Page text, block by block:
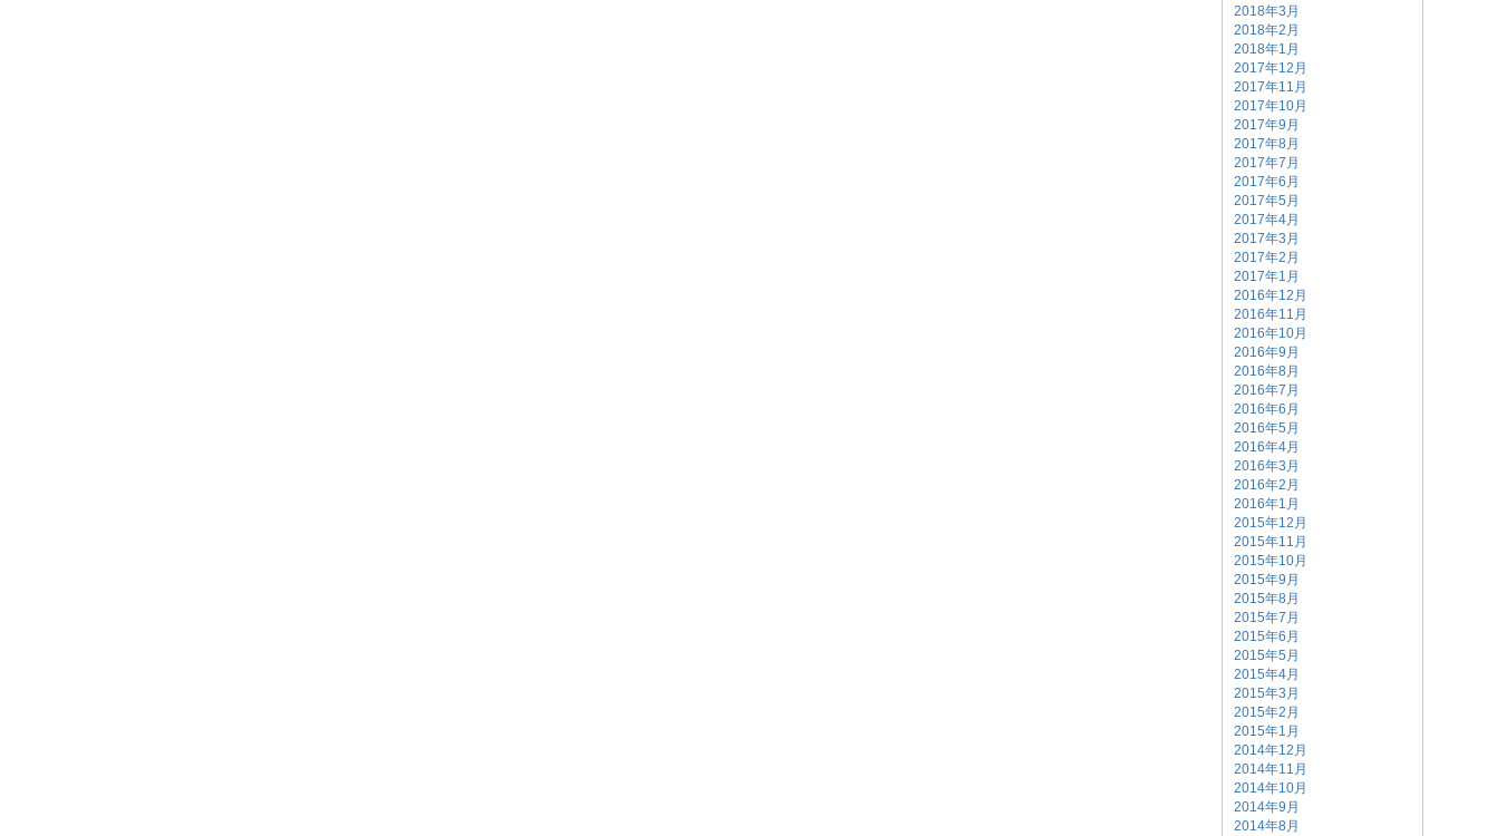
2018年3月
2018年2月
2018年1月
2017年12月
2017年11月
2017年10月
2017年9月
2017年8月
2017年7月
2017年6月
2017年5月
2017年4月
2017年3月
2017年2月
2017年1月
2016年12月
2016年11月
2016年10月
2016年9月
2016年8月
2016年7月
2016年6月
2016年5月
2016年4月
2016年3月
2016年2月
2016年1月
2015年12月
2015年11月
2015年10月
2015年9月
2015年8月
2015年7月
2015年6月
2015年5月
2015年4月
2015年3月
2015年2月
2015年1月
2014年12月
2014年11月
2014年10月
2014年9月
2014年8月